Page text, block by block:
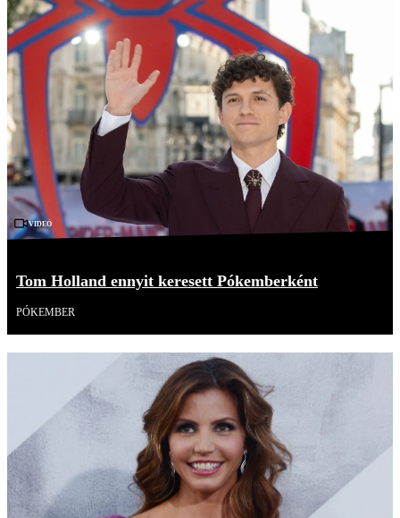
Videó
Tom Holland ennyit keresett Pókemberként
PÓKEMBER